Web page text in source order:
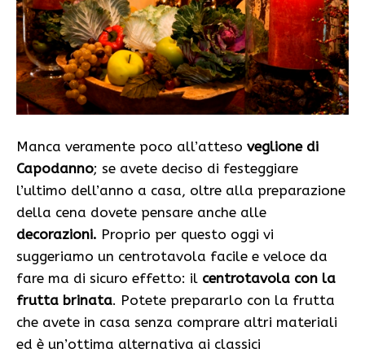
Manca veramente poco all’atteso veglione di
Capodanno; se avete deciso di festeggiare
l’ultimo dell’anno a casa, oltre alla preparazione
della cena dovete pensare anche alle
decorazioni. Proprio per questo oggi vi
suggeriamo un centrotavola facile e veloce da
fare ma di sicuro effetto: il centrotavola con la
frutta brinata. Potete prepararlo con la frutta
che avete in casa senza comprare altri materiali
ed è un’ottima alternativa ai classici